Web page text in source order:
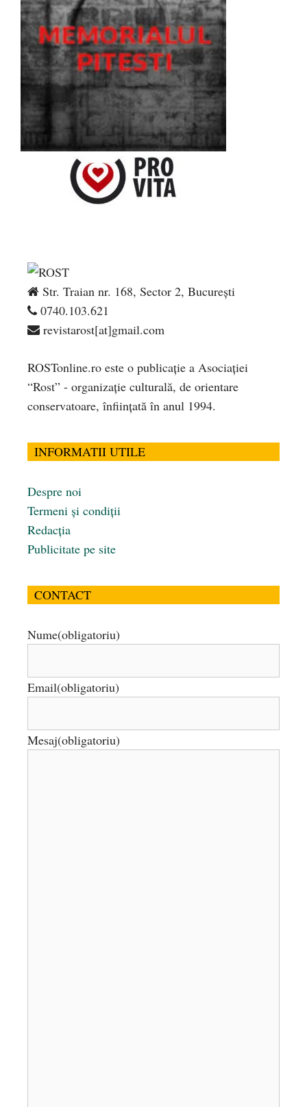
Str. Traian nr. 168, Sector 2, București
0740.103.621
revistarost[at]gmail.com
ROSTonline.ro este o publicaţie a Asociaţiei
“Rost” - organizaţie culturală, de orientare
conservatoare, înfiinţată în anul 1994.
INFORMATII UTILE
Despre noi
Termeni și condiții
Redacția
Publicitate pe site
CONTACT
Nume(obligatoriu)
Email(obligatoriu)
Mesaj(obligatoriu)